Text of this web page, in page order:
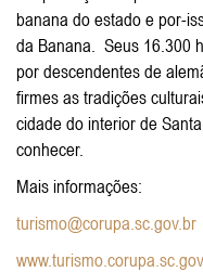
banana do estado e por-
da Banana. Seus 16.300
por descendentes de
firmes as tradições
cidade do interior de
conhecer.
Mais informações:
turismo@corupa.sc.gov.br